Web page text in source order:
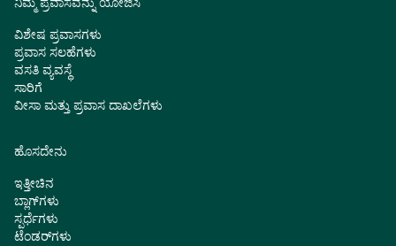
ವಿಶೇಷ ಪ್ರವಾಸಗಳು
ಪ್ರವಾಸ ಸಲಹೆಗಳು
ವಸತಿ ವ್ಯವಸ್ಥೆ
ಸಾರಿಗೆ
ವೀಸಾ ಮತ್ತು ಪ್ರವಾಸ ದಾಖಲೆಗಳು
ಹೊಸದೇನು
ಇತ್ತೀಚಿನ
ಬ್ಲಾಗ್‌ಗಳು
ಸ್ಪರ್ಧೆಗಳು
ಟೆಂಡರ್‌ಗಳು